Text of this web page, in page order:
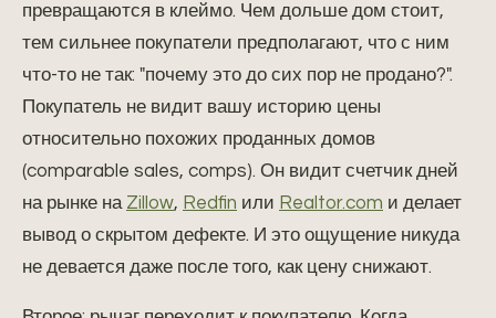
превращаются в клеймо. Чем дольше дом стоит,
тем сильнее покупатели предполагают, что с ним
что-то не так: "почему это до сих пор не продано?".
Покупатель не видит вашу историю цены
относительно похожих проданных домов
(comparable sales, comps). Он видит счетчик дней
на рынке на Zillow, Redfin или Realtor.com и делает
вывод о скрытом дефекте. И это ощущение никуда
не девается даже после того, как цену снижают.